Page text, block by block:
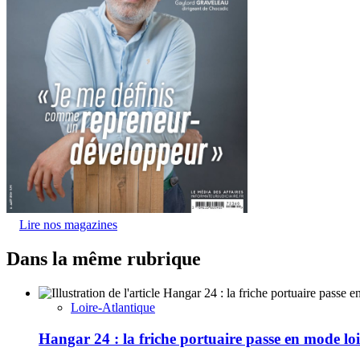
Lire nos magazines
Dans la même rubrique
Loire-Atlantique
Hangar 24 : la friche portuaire passe en mode